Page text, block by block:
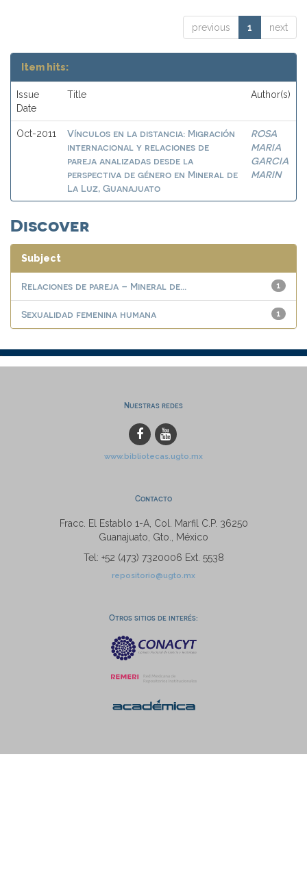
previous 1 next
Item hits:
Issue
Date
Title Author(s)
Oct-2011
Vínculos en la distancia: Migración
internacional y relaciones de
pareja analizadas desde la
perspectiva de género en Mineral de
La Luz, Guanajuato
ROSA
MARIA
GARCIA
MARIN
Discover
Subject
1
Relaciones de pareja – Mineral de...
1
Sexualidad femenina humana
Nuestras redes
www.bibliotecas.ugto.mx
Contacto
Fracc. El Establo 1-A, Col. Marfil C.P. 36250
Guanajuato, Gto., México
Tel: +52 (473) 7320006 Ext. 5538
repositorio@ugto.mx
Otros sitios de interés: